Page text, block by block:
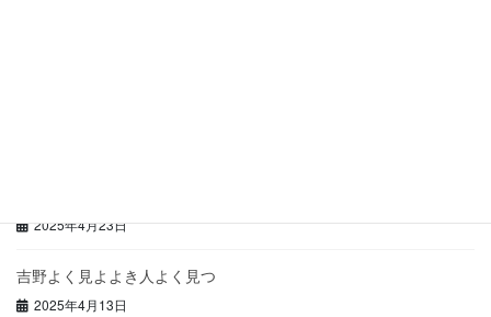
2025年4月23日
吉野よく見よよき人よく見つ
2025年4月13日